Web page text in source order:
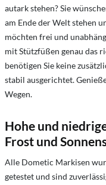
autark stehen? Sie
am Ende der Welt stehen
möchten frei und
mit Stützfüßen genau das
benötigen Sie keine
stabil ausgerichtet.
Wegen.
Hohe und
Frost und
Alle Dometic Markisen
getestet und sind